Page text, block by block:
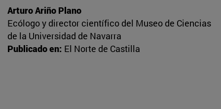
Arturo Ariño Plano
Ecólogo y director científico del Museo de Ciencias
de la Universidad de Navarra
Publicado en: El Norte de Castilla